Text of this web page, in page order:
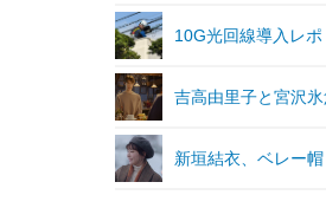
10G光回線導入レポ
吉高由里子と宮沢
新垣結衣、ベレー